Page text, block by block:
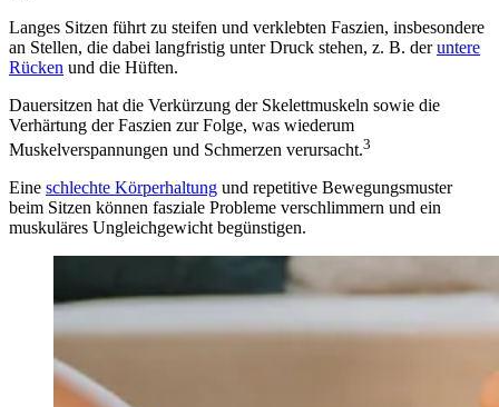
Langes Sitzen führt zu steifen und verklebten Faszien, insbesondere
an Stellen, die dabei langfristig unter Druck stehen, z. B. deruntere
Rücken und die Hüften.
Dauersitzen hat die Verkürzung der Skelettmuskeln sowie die
Verhärtung der Faszien zur Folge, was wiederum
Muskelverspannungen und Schmerzen verursacht.3
Eine schlechte Körperhaltung und repetitive Bewegungsmuster
beim Sitzen können fasziale Probleme verschlimmern und ein
muskuläres Ungleichgewicht begünstigen.